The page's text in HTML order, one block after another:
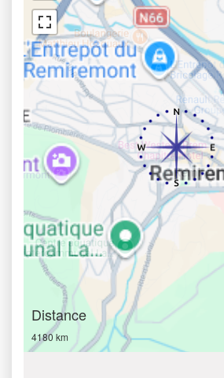
Distance
4180 km